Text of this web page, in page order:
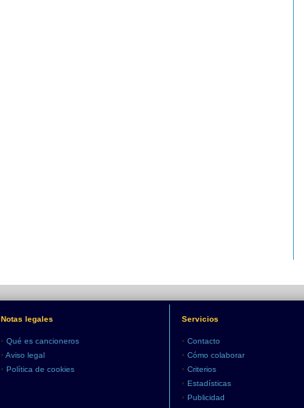
Notas legales
• Qué es cancioneros
• Aviso legal
• Política de cookies
Servicios
• Contacto
• Cómo colaborar
• Criterios
• Estadísticas
• Publicidad